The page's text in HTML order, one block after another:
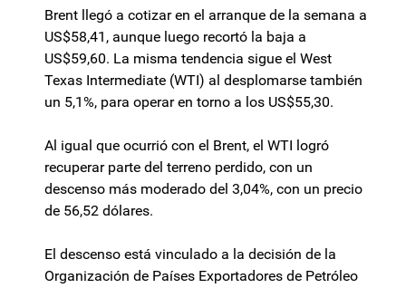
Brent llegó a cotizar en el arranque de la semana a
US$58,41, aunque luego recortó la baja a
US$59,60. La misma tendencia sigue el West
Texas Intermediate (WTI) al desplomarse también
un 5,1%, para operar en torno a los US$55,30.
Al igual que ocurrió con el Brent, el WTI logró
recuperar parte del terreno perdido, con un
descenso más moderado del 3,04%, con un precio
de 56,52 dólares.
El descenso está vinculado a la decisión de la
Organización de Países Exportadores de Petróleo